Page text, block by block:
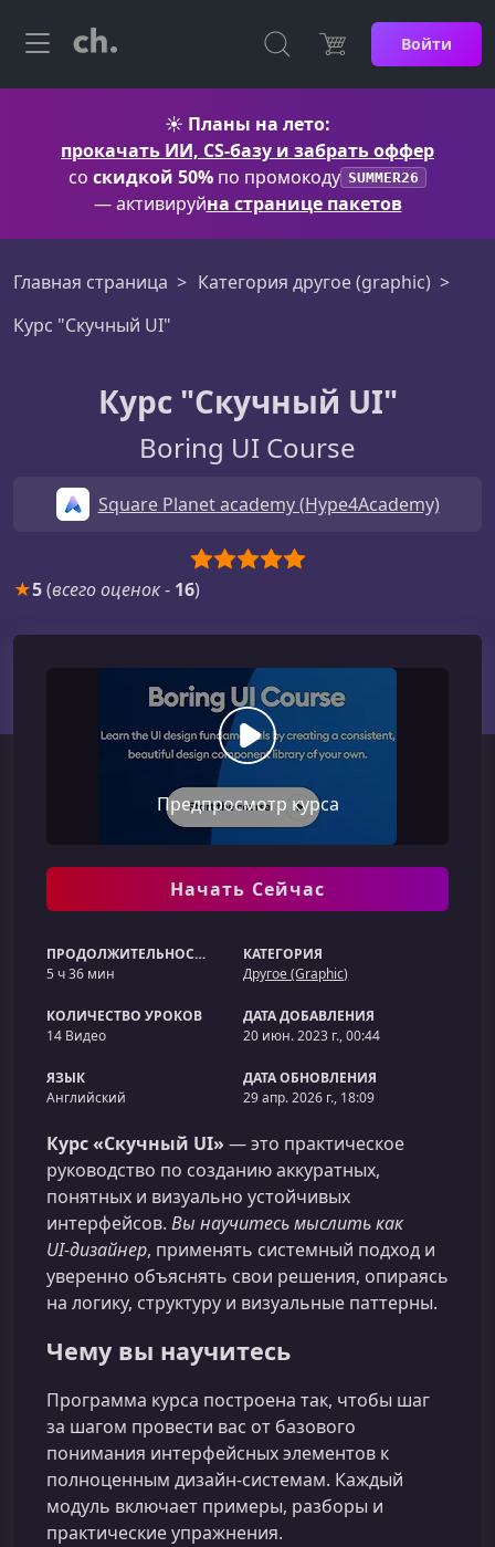
Войти
☀️ Планы на лето:
прокачать ИИ, CS-базу и забрать оффер
со скидкой 50% по промокоду SUMMER26
— активируйна странице пакетов
Главная страница
Категория другое (graphic)
Курс "Скучный UI"
Курс "Скучный UI"
Boring UI Course
Square Planet academy (Hype4Academy)
★5(всего оценок- 16)
Предпросмотр курса
Начать Сейчас
ПРОДОЛЖИТЕЛЬНОСТЬ
5 ч 36 мин
КАТЕГОРИЯ
Другое (Graphic)
КОЛИЧЕСТВО УРОКОВ
14 Видео
ДАТА ДОБАВЛЕНИЯ
20 июн. 2023 г., 00:44
ЯЗЫК
Английский
ДАТА ОБНОВЛЕНИЯ
29 апр. 2026 г., 18:09
Курс «Скучный UI» — это практическое
руководство по созданию аккуратных,
понятных и визуально устойчивых
интерфейсов. Вы научитесь мыслить как
UI‑дизайнер, применять системный подход и
уверенно объяснять свои решения, опираясь
на логику, структуру и визуальные паттерны.
Чему вы научитесь
Программа курса построена так, чтобы шаг
за шагом провести вас от базового
понимания интерфейсных элементов к
полноценным дизайн‑системам. Каждый
модуль включает примеры, разборы и
практические упражнения.